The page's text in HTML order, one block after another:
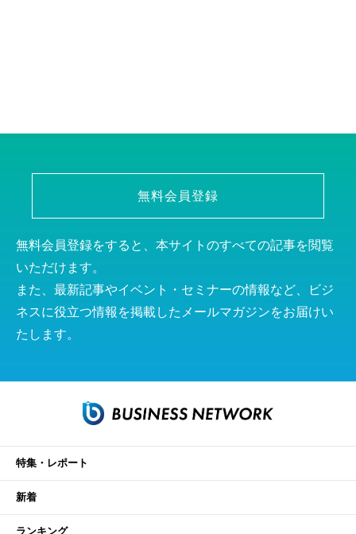
無料会員登録
無料会員登録をすると、本サイトのすべての記事を閲覧
いただけます。
また、最新記事やイベント・セミナーの情報など、ビジ
ネスに役立つ情報を掲載したメールマガジンをお届けい
たします。
特集・レポート
新着
ランキング